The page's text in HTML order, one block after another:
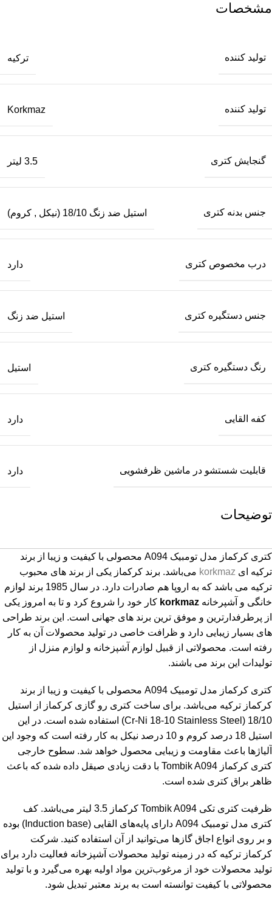
توضیحات
کتری کرکماز
مدل تومبیک A094 محصولی با کیفیت و زیبا از برند
ترکیه ای korkmaz می‌باشد. برند کرکماز یکی از برند های محبوب
ترکیه می باشد که به اروپا هم صادرات دارد. در سال 1985 برند لوازم
خانگی و آشپرخانه korkmaz کار خود را شروع کرد و تا به امروز یکی
از پرطرفدارترین و موفق ترین برند های جهانی است. این برند طراحی
های بسیار زیبایی دارد و ظرافت خاصی در تولید محصولات آن به کار
رفته است. محصولاتی از قبیل لوازم آشپزخانه و لوازم منزل از
تولیدات این برند می باشند.
کتری کرکماز
مدل تومبیک A094 محصولی با کیفیت و زیبا از برند
کرکماز ترکیه می‌باشد. برای ساخت کتری رو گازی کرکماز از استیل
18/10 (Cr-Ni 18-10 Stainless Steel) استفاده شده است. در این
استیل 18 درصد کروم و 10 درصد نیکل به کار رفته است که وجود این
آلیاژها باعث مقاومت و زیبایی محصول خواهد شد. سطوح خارجی
کتری کرکماز Tombik A094 با دقت زیادی صیقل داده شده که باعث
ظاهر براق کتری شده است.
ظرفیت کتری تکی Tombik A094 کرکماز 3.5 لیتر می‌باشد. کف
کتری
مدل تومبیک A094 دارای پایه‌های القایی (Induction base) بوده
و بر روی انواع اجاق‌ گازها می‌توانید از آن استفاده کنید. شرکت
کرکماز ترکیه که در زمینه تولید محصولات آشپزخانه فعالیت دارد برای
تولید محصولات خود از مرغوب‌ترین مواد اولیه بهره می‌گیرد و با تولید
محصولاتی با کیفیت توانسته است به برند معتبر تبدیل شود.
مشخصات
تولید کننده ترکیه
تولید کننده Korkmaz
گنجایش کتری 3.5 لیتر
جنس بدنه کتری استیل ضد زنگ 18/10 (نیکل , کروم)
درب مخصوص کتری دارد
جنس دستگیره کتری استیل ضد زنگ
رنگ دستگیره کتری استیل
کفه القایی دارد
قابلیت شستشو در ماشین ظرفشویی دارد